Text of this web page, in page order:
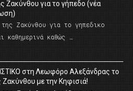
Ζακύνθου για το γήπεδο (νέα
Ζακύνθου για το γηπεδικο
καθημερινά καθώς …
στη Λεωφόρο Αλεξάνδρας το
Ζακύνθου με την Κηφισιά!